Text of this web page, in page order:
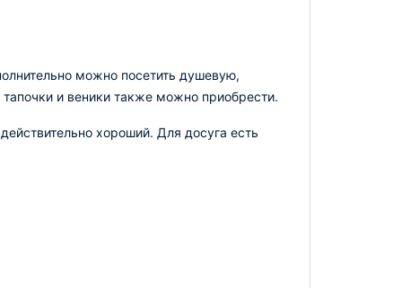
можно посетить душевую,
и веники также можно приобрести.
хороший. Для досуга есть